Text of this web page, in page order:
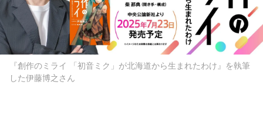
『創作のミライ 「初音ミク」が北海道から生まれたわけ』を執筆
した伊藤博之さん